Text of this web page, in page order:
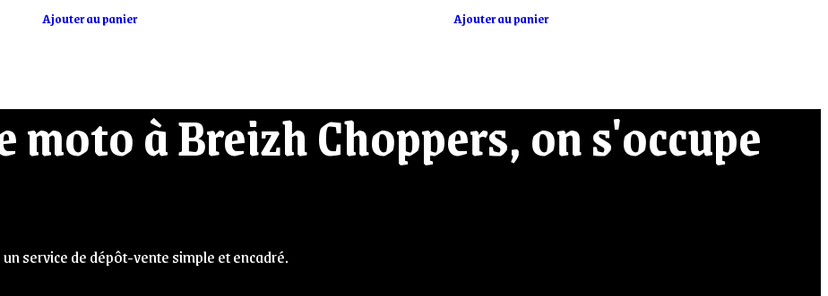
Ajouter au panier Ajouter au panier
moto à Breizh Choppers, on s'occupe
service de dépôt-vente simple et encadré.